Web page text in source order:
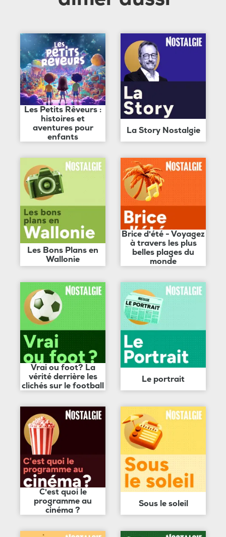
Les Petits Rêveurs :
histoires et
aventures pour
enfants
La Story Nostalgie
Les Bons Plans en
Wallonie
Brice d'été - Voyagez
à travers les plus
belles plages du
monde
Vrai ou foot? La
vérité derrière les
clichés sur le football
Le portrait
C'est quoi le
programme au
cinéma ?
Sous le soleil